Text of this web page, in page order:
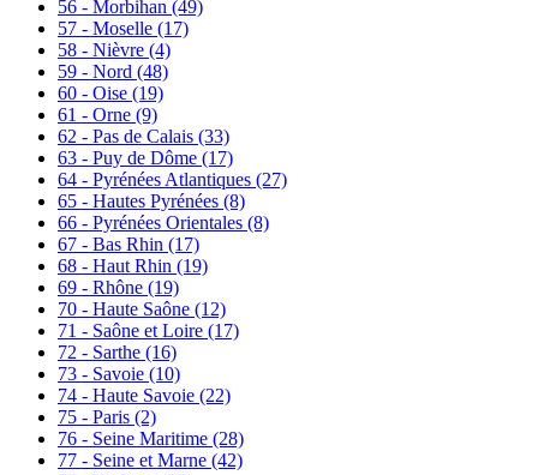
56 - Morbihan (49)
57 - Moselle (17)
58 - Nièvre (4)
59 - Nord (48)
60 - Oise (19)
61 - Orne (9)
62 - Pas de Calais (33)
63 - Puy de Dôme (17)
64 - Pyrénées Atlantiques (27)
65 - Hautes Pyrénées (8)
66 - Pyrénées Orientales (8)
67 - Bas Rhin (17)
68 - Haut Rhin (19)
69 - Rhône (19)
70 - Haute Saône (12)
71 - Saône et Loire (17)
72 - Sarthe (16)
73 - Savoie (10)
74 - Haute Savoie (22)
75 - Paris (2)
76 - Seine Maritime (28)
77 - Seine et Marne (42)